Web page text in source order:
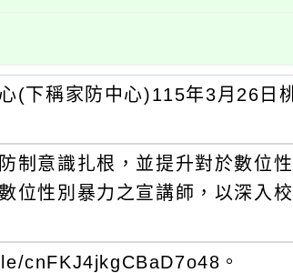
(下稱家防中心)115年3月26日
制意識扎根，並提升對於數位
位性別暴力之宣講師，以深入
cnFKJ4jkgCBaD7o48。